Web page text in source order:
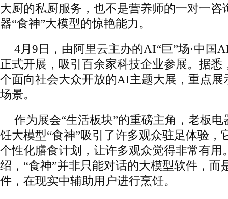
大厨的私厨服务，也不是营养师的一对一咨
器“食神”大模型的惊艳能力。
4月9日，由阿里云主办的AI“巨”场·中国
正式开展，吸引百余家科技企业参展。据悉
个面向社会大众开放的AI主题大展，重点
场景。
作为展会“生活板块”的重磅主角，老板
饪大模型“食神”吸引了许多观众驻足体验，
个性化膳食计划，让许多观众觉得非常有用
绍，“食神”并非只能对话的大模型软件，而
件，在现实中辅助用户进行烹饪。